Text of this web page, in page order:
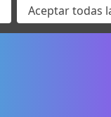
Aceptar todas